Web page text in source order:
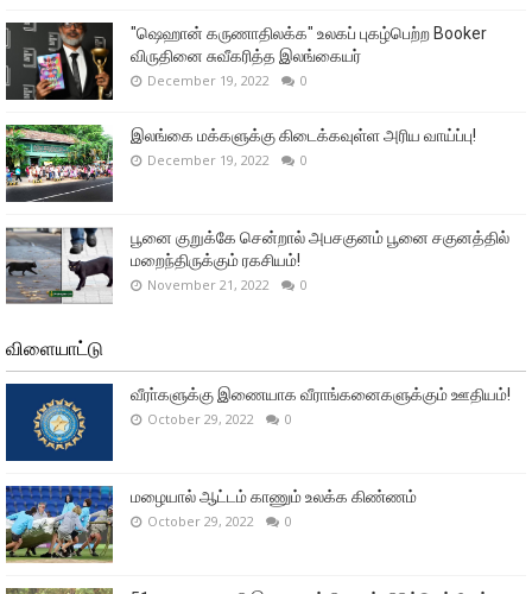
"ஷெஹான் கருணாதிலக்க" உலகப் புகழ்பெற்ற Booker
விருதினை சுவீகரித்த இலங்கையர்
December 19, 2022 0
இலங்கை மக்களுக்கு கிடைக்கவுள்ள அரிய வாய்ப்பு!
December 19, 2022 0
பூனை குறுக்கே சென்றால் அபசகுனம் பூனை சகுனத்தில்
மறைந்திருக்கும் ரகசியம்!
November 21, 2022 0
விளையாட்டு
வீரா்களுக்கு இணையாக வீராங்கனைகளுக்கும் ஊதியம்!
October 29, 2022 0
மழையால் ஆட்டம் காணும் உலக்க கிண்ணம்
October 29, 2022 0